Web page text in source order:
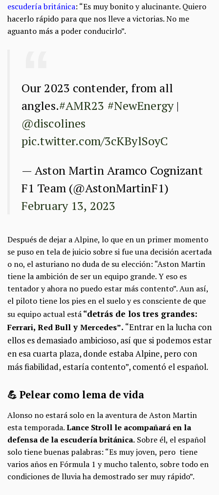
escudería británica: “Es muy bonito y alucinante. Quiero
hacerlo rápido para que nos lleve a victorias. No me
aguanto más a poder conducirlo”.
Our 2023 contender, from all
angles.#AMR23 #NewEnergy|
@discolines
pic.twitter.com/3cKBylSoyC
— Aston Martin Aramco Cognizant
F1 Team (@AstonMartinF1)
February 13, 2023
Después de dejar a Alpine, lo que en un primer momento
se puso en tela de juicio sobre si fue una decisión acertada
o no, el asturiano no duda de su elección: “Aston Martin
tiene la ambición de ser un equipo grande. Y eso es
tentador y ahora no puedo estar más contento”. Aun así,
el piloto tiene los pies en el suelo y es consciente de que
su equipo actual está“detrás de los tres grandes:
Ferrari, Red BullyMercedes”. “Entrar en la lucha con
ellos es demasiado ambicioso, así que si podemos estar
en esa cuarta plaza, donde estaba Alpine, pero con
más fiabilidad, estaría contento”, comentó el español.
💪 Pelear como lema de vida
Alonso no estará solo en la aventura de Aston Martin
esta temporada.Lance Stroll le acompañará en la
defensa de la escudería británica. Sobre él, el español
solo tiene buenas palabras: “Es muy joven, pero tiene
varios años en Fórmula 1 y mucho talento, sobre todo en
condiciones de lluvia ha demostrado ser muy rápido”.